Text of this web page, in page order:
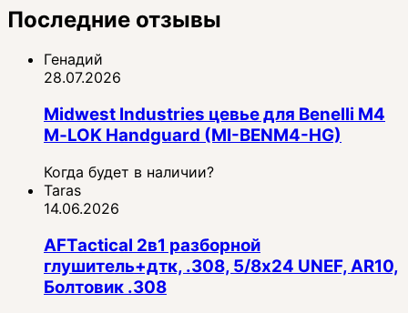
Последние отзывы
Генадий
28.07.2026
Midwest Industries цевье для Benelli M4
M‑LOK Handguard (MI-BENM4-HG)
Когда будет в наличии?
Taras
14.06.2026
AFTactical 2в1 разборной
глушитель+дтк, .308, 5/8x24 UNEF, AR10,
Болтовик .308